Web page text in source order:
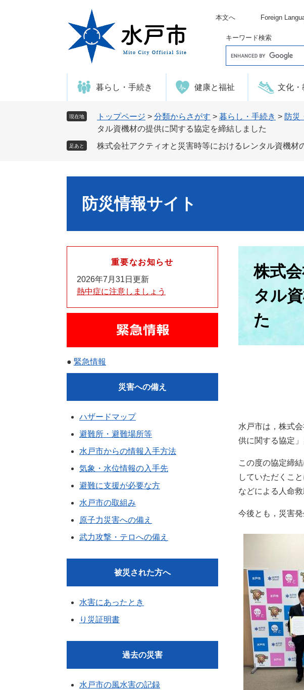
本文へ Foreign
キーワード検索
o
e
タ
ム
検
暮らし・手続き 健康と福祉 文化・
現在地 トップページ > 分類からさがす > 暮らし・手続き > 防災
タル資機材の提供に関する協定を締結しました
足あと 株式会社アクティオと災害時等におけるレンタル資機材
防災情報サイト
株式
タル
た
水戸市は，株式
供に関する協定」
この度の協定締
していただくこ
などによる人命
今後とも，災害
重要なお知らせ
2026年7月31日更新
熱中症に注意しましょう
● 緊急情報
災害への備え
ハザードマップ
避難所・避難場所等
水戸市からの情報入手方法
気象・水位情報の入手先
避難に支援が必要な方
水戸市の取組み
原子力災害への備え
武力攻撃・テロへの備え
被災された方へ
水害にあったとき
り災証明書
過去の災害
水戸市の風水害の記録